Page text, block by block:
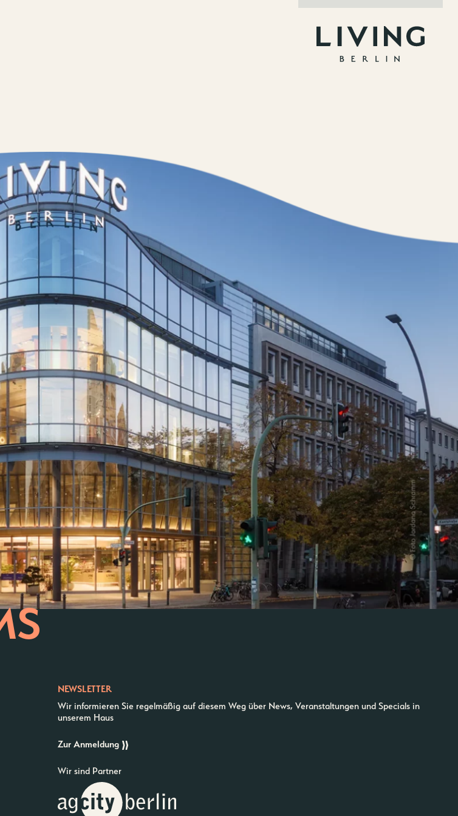
Kontakt
Wedding Planner
Anfahrt & Parken
Vermietung
ALICE Rooftop & Garden
Newsletter
Kantstr. 17
–
10623Berlin
NEWSLETTER
Wir informieren Sie regelmäßig auf diesem Weg über News, Veranstaltungen und Specials in
unserem Haus
Zur Anmeldung
Wir sind Partner